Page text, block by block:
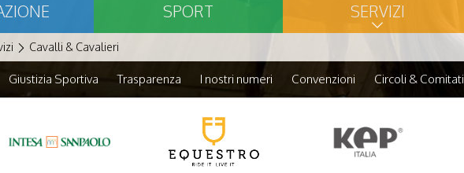
SPORT SERVIZI
Cavalli & Cavalieri
Giustizia Sportiva Trasparenza I nostri numeri Convenzioni Circoli & Comitati